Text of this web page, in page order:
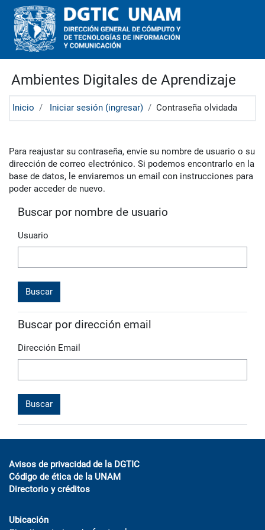
Saltar al contenido principal
Ambientes Digitales de Aprendizaje
Inicio Iniciar sesión (ingresar) Contraseña olvidada
Para reajustar su contraseña, envíe su nombre de usuario o su
dirección de correo electrónico. Si podemos encontrarlo en la
base de datos, le enviaremos un email con instrucciones para
poder acceder de nuevo.
Buscar por nombre de usuario
Usuario
Buscar por dirección email
Dirección Email
Avisos de privacidad de la DGTIC
Código de ética de la UNAM
Directorio y créditos
Ubicación